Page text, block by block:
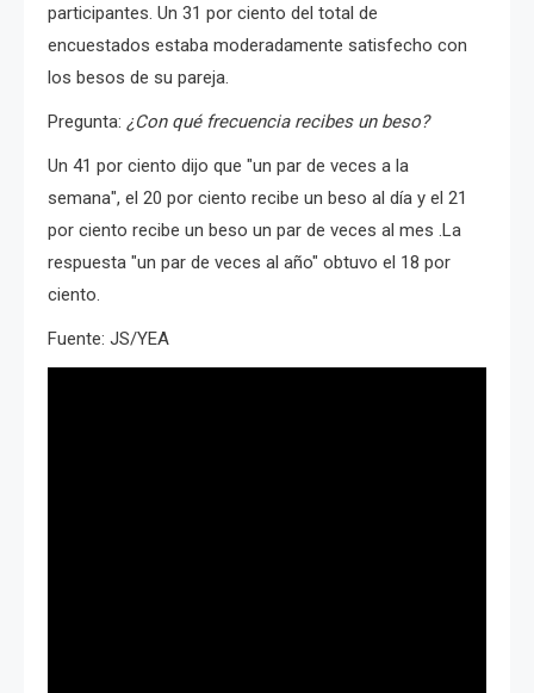
participantes. Un 31 por ciento del total de
encuestados estaba moderadamente satisfecho con
los besos de su pareja.
Pregunta: ¿Con qué frecuencia recibes un beso?
Un 41 por ciento dijo que "un par de veces a la
semana", el 20 por ciento recibe un beso al día y el 21
por ciento recibe un beso un par de veces al mes .La
respuesta "un par de veces al año" obtuvo el 18 por
ciento.
Fuente: JS/YEA